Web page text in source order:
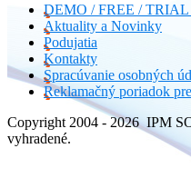
DEMO / FREE / TRIAL
Aktuality a Novinky
Podujatia
Kontakty
Spracúvanie osobných
Reklamačný poriadok
Copyright 2004 - 2026 IPM
vyhradené.